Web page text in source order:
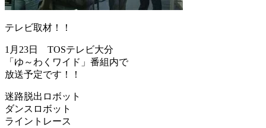
テレビ取材！！
1月23日 TOSテレビ大分
「ゆ～わくワイド」番組内で
放送予定です！！
迷路脱出ロボット
ダンスロボット
ライントレース